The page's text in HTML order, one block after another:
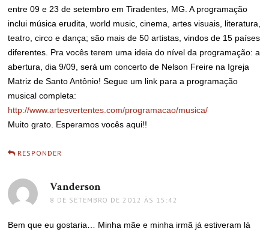
entre 09 e 23 de setembro em Tiradentes, MG. A programação
inclui música erudita, world music, cinema, artes visuais, literatura,
teatro, circo e dança; são mais de 50 artistas, vindos de 15 países
diferentes. Pra vocês terem uma ideia do nível da programação: a
abertura, dia 9/09, será um concerto de Nelson Freire na Igreja
Matriz de Santo Antônio! Segue um link para a programação
musical completa:
http://www.artesvertentes.com/programacao/musica/
Muito grato. Esperamos vocês aqui!!
RESPONDER
Vanderson
8 DE SETEMBRO DE 2012 ÀS 15:42
Bem que eu gostaria… Minha mãe e minha irmã já estiveram lá